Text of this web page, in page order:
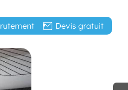
Devis gratuit